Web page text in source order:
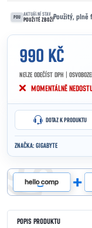
POU AKTUÁLNÍ STAV
POUŽITÉ ZBOŽÍPoužitý, plně
990 KČ
NELZE ODEČÍST DPH |
Měrná cena:
MOMENTÁLNĚ
DOTAZ K PRODUKTU
ZNAČKA: GIGABYTE
POPIS PRODUKTU